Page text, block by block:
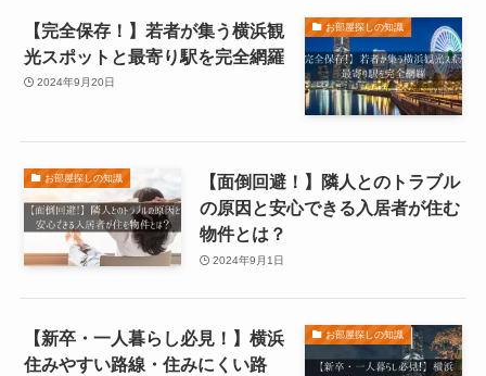
お部屋探しの知識
【完全保存！】若者が集う横浜観
光スポットと最寄り駅を完全網羅
2024年9月20日
お部屋探しの知識
【面倒回避！】隣人とのトラブル
の原因と安心できる入居者が住む
物件とは？
2024年9月1日
お部屋探しの知識
【新卒・一人暮らし必見！】横浜
住みやすい路線・住みにくい路